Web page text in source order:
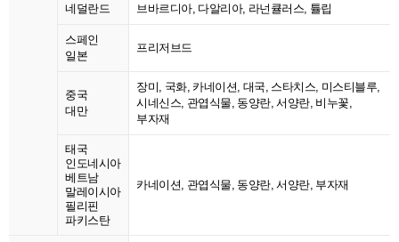
네덜란드 브바르디아, 다알리아, 라넌큘러스, 튤립
스페인
일본
프리저브드
중국
대만
장미, 국화, 카네이션, 대국, 스타치스, 미스티블루,
시네신스, 관엽식물, 동양란, 서양란, 비누꽃,
부자재
태국
인도네시아
베트남
말레이시아
필리핀
파키스탄
카네이션, 관엽식물, 동양란, 서양란, 부자재